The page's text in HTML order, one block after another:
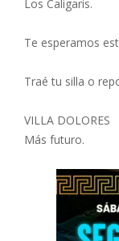
Los Caligaris.
Te esperamos
Traé tu silla o
VILLA DOLORES
Más futuro.